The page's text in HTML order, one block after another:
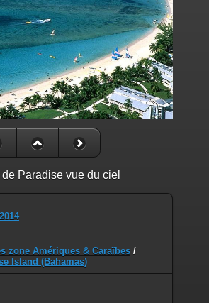
Paradise vue du ciel
zone Amériques & Caraïbes /
Island (Bahamas)